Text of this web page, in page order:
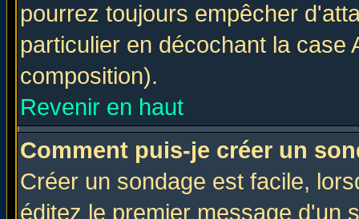
pourrez toujours empêcher
particulier en décochant la
composition).
Revenir en haut
Comment puis-je créer un
Créer un sondage est facile,
éditez le premier message d'un